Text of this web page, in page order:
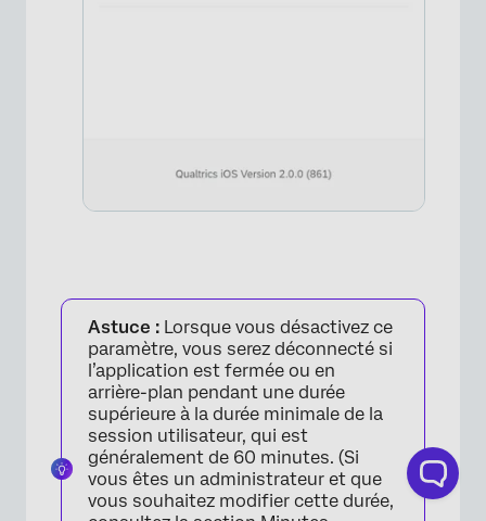
×
Astuce : Lorsque vous désactivez ce
paramètre, vous serez déconnecté si
l’application est fermée ou en
arrière-plan pendant une durée
supérieure à la durée minimale de la
session utilisateur, qui est
généralement de 60 minutes. (Si
vous êtes un administrateur et que
vous souhaitez modifier cette durée,